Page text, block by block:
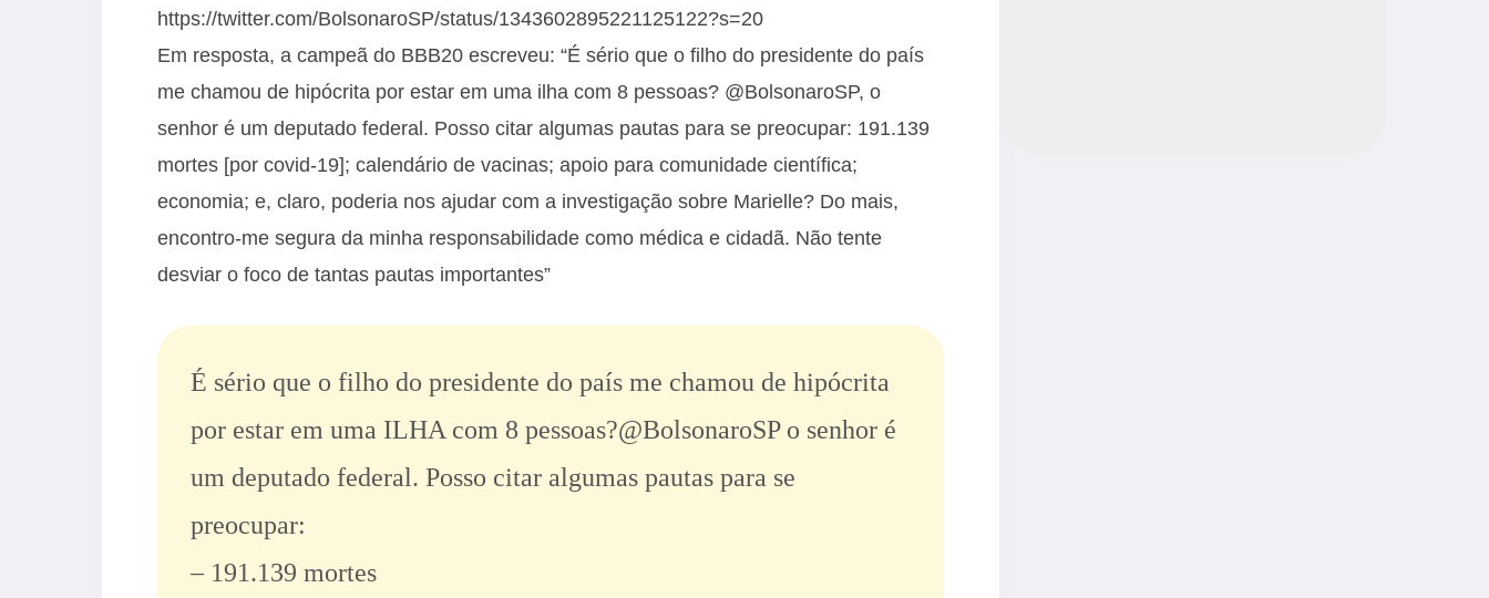
https://twitter.com/BolsonaroSP/status/1343602895221125122?s=20
Em resposta, a campeã do BBB20 escreveu: “É sério que o filho do presidente do país
me chamou de hipócrita por estar em uma ilha com 8 pessoas? @BolsonaroSP, o
senhor é um deputado federal. Posso citar algumas pautas para se preocupar: 191.139
mortes [por covid-19]; calendário de vacinas; apoio para comunidade científica;
economia; e, claro, poderia nos ajudar com a investigação sobre Marielle? Do mais,
encontro-me segura da minha responsabilidade como médica e cidadã. Não tente
desviar o foco de tantas pautas importantes”
É sério que o filho do presidente do país me chamou de hipócrita
por estar em uma ILHA com 8 pessoas?@BolsonaroSPo senhor é
um deputado federal. Posso citar algumas pautas para se
preocupar:
– 191.139 mortes